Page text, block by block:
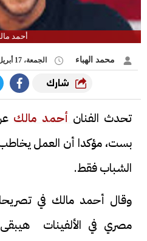
أحمد
محمد الهباء الجمعة، 17 أبريل 2026 12:00 م
شارك
تحدث الفنان أحمد مالك
بست، مؤكدا أن العمل
الشباب فقط.
وقال أحمد مالك في
مصري في الألفينات